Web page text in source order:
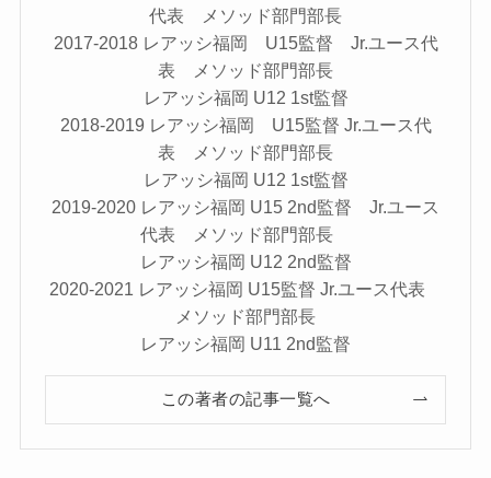
代表 メソッド部門部長
2017-2018 レアッシ福岡 U15監督 Jr.ユース代
表 メソッド部門部長
レアッシ福岡 U12 1st監督
2018-2019 レアッシ福岡 U15監督 Jr.ユース代
表 メソッド部門部長
レアッシ福岡 U12 1st監督
2019-2020 レアッシ福岡 U15 2nd監督 Jr.ユース
代表 メソッド部門部長
レアッシ福岡 U12 2nd監督
2020-2021 レアッシ福岡 U15監督 Jr.ユース代表
メソッド部門部長
レアッシ福岡 U11 2nd監督
この著者の記事一覧へ